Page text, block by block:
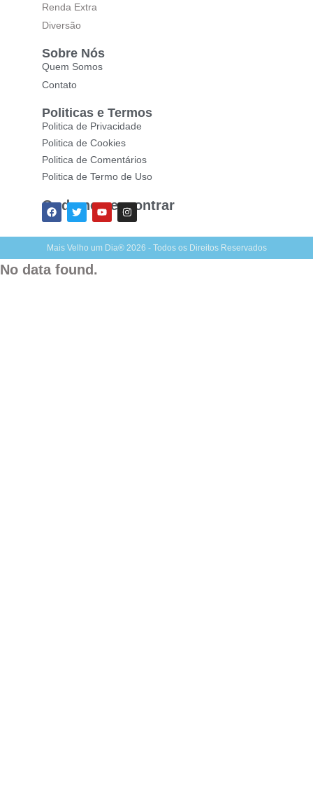
Renda Extra
Diversão
Sobre Nós
Quem Somos
Contato
Politicas e Termos
Politica de Privacidade
Politica de Cookies
Politica de Comentários
Politica de Termo de Uso
Onde nos encontrar
Mais Velho um Dia® 2026 - Todos os Direitos Reservados
No data found.